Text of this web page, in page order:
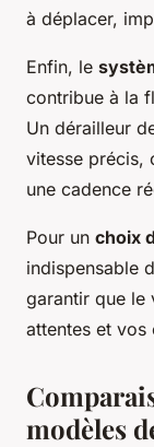
à déplacer,
Enfin, le
contribue à la
Un dérailleur
vitesse précis,
une cadence
Pour un choix
indispensable
garantir que le
attentes et vos
modèles